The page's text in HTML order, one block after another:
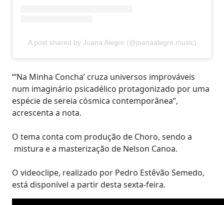
A post shared by Joana Alegre (@joanaalegre.music)
“‘Na Minha Concha’ cruza universos improváveis
num imaginário psicadélico protagonizado por uma
espécie de sereia cósmica contemporânea”,
acrescenta a nota.
O tema conta com produção de Choro, sendo a
mistura e a masterização de Nelson Canoa.
O videoclipe, realizado por Pedro Estêvão Semedo,
está disponível a partir desta sexta-feira.